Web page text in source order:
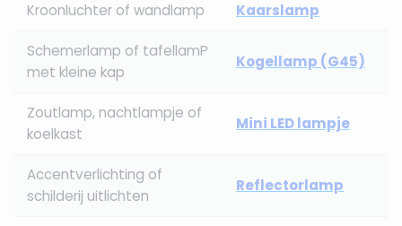
Kroonluchter of wandlamp Kaarslamp
Schemerlamp of tafellamP
met kleine kap
Kogellamp (G45)
Zoutlamp, nachtlampje of
koelkast
Mini LED lampje
Accentverlichting of
schilderij uitlichten
Reflectorlamp